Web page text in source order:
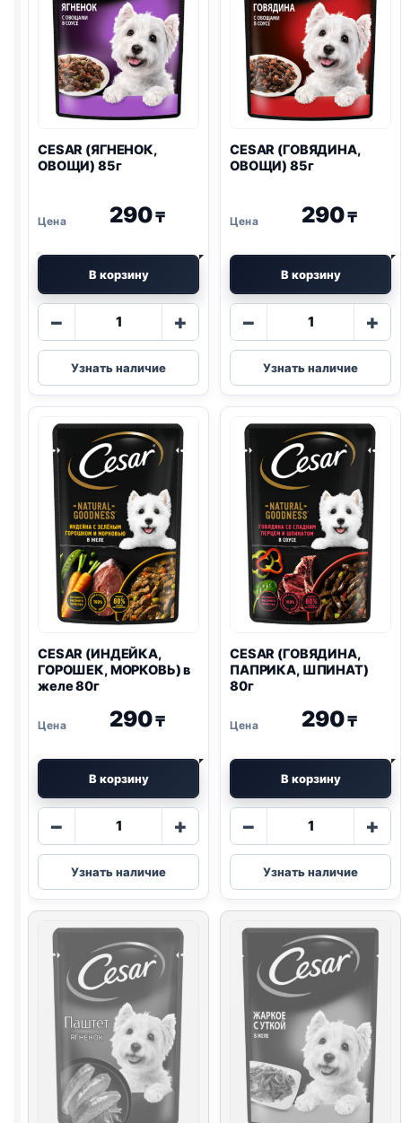
CESAR (ЯГНЕНОК,
ОВОЩИ) 85г
290₸
В корзину
−
Количество
CESAR
(ЯГНЕНОК,
ОВОЩИ)
+
Узнать наличие
CESAR (ГОВЯДИНА,
ОВОЩИ) 85г
290₸
В корзину
−
Количество
CESAR
(ГОВЯДИНА,
ОВОЩИ)
+
Узнать наличие
CESAR (ИНДЕЙКА,
ГОРОШЕК, МОРКОВЬ) в
желе 80г
290₸
В корзину
−
Количество
CESAR
(ИНДЕЙКА,
ГОРОШЕК,
в
желе
80г
+
Узнать наличие
CESAR (ГОВЯДИНА,
ПАПРИКА, ШПИНАТ)
80г
290₸
В корзину
−
Количество
CESAR
(ГОВЯДИНА,
ПАПРИКА,
80г
+
Узнать наличие